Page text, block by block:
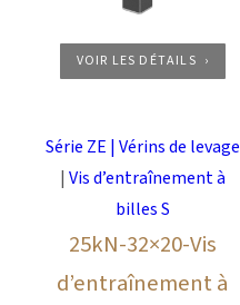
VOIR LES DÉTAILS
Série ZE | Vérins de levage
| Vis d’entraînement à
billes S
25kN-32×20-Vis
d’entraînement à